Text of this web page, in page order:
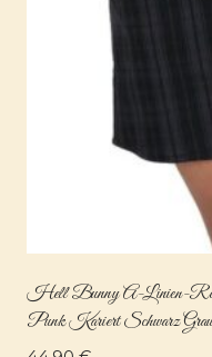
Hell Bunny A-Linien-
Punk Kariert Schwarz